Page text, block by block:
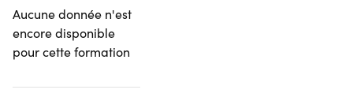
Aucune donnée n'est
encore disponible
pour cette formation